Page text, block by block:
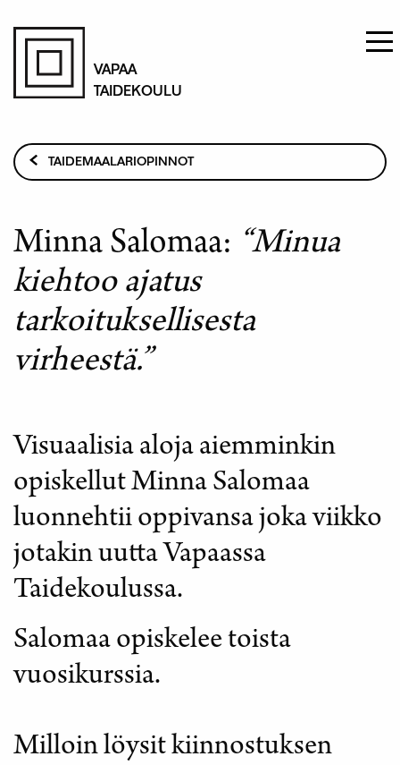
Hyppää
pääsisältöönVAPAA
TAIDEKOULU
Murupolku
TAIDEMAALARIOPINNOT
MINNA SALOMAA: “MINUA KIEHTOO AJATUS
TARKOITUKSELLISESTA VIRHEESTÄ.”
Minna Salomaa: “Minua
kiehtoo ajatus
tarkoituksellisesta
virheestä.”
Visuaalisia aloja aiemminkin
opiskellut Minna Salomaa
luonnehtii oppivansa joka viikko
jotakin uutta Vapaassa
Taidekoulussa.
Salomaa opiskelee toista
vuosikurssia.
Milloin löysit kiinnostuksen